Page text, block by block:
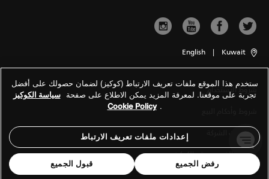
Kuwait
|
English
شروط الاستخدام
معلومات الشركة
سياسة الخصوصية والكوكيز
ستخدم هذا الموقع ملفات تعريف الارتباط (كوكيز) لضمان حصولك على أفضل
تجربة على موقعنا. لمعرفة المزيد يمكن الاطلاع على صفحة سياسة الكوكيز
.
Cookie Policy
إعدادات ملفات تعريف الارتباط
رفض الجميع قبول الجميع